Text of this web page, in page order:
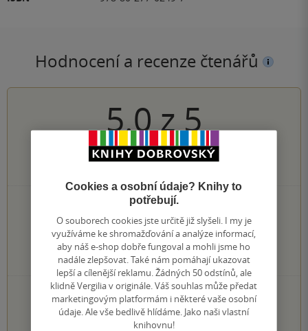
Hodnocení a recenze čtenářů
5.0z5
1×
5 hvězdiček
0×
4 hvězdičky
0×
3 hvězdičky
0×
2 hvězdičky
0×
1 hvezdička
PŘIDEJTE SVÉ HODNOCENÍ KNIHY
Hodnocení našich knihkupců: 0.0 z 5
Cookies a osobní údaje? Knihy to
potřebují.
O souborech cookies jste určitě již slyšeli. I my je
využíváme ke shromažďování a analýze informací,
aby náš e-shop dobře fungoval a mohli jsme ho
nadále zlepšovat. Také nám pomáhají ukazovat
lepší a cílenější reklamu. Žádných 50 odstínů, ale
klidně Vergilia v originále. Váš souhlas může předat
marketingovým platformám i některé vaše osobní
údaje. Ale vše bedlivě hlídáme. Jako naši vlastní
knihovnu!